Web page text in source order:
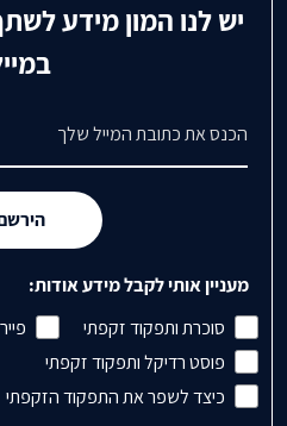
יש לנו המון מידע
מעניין אותי לקבל מידע אודות:
סוכרת ותפקוד זקפתי
פוסט רדיקל ותפקוד זקפתי
כיצד לשפר את התפקוד הזקפתי